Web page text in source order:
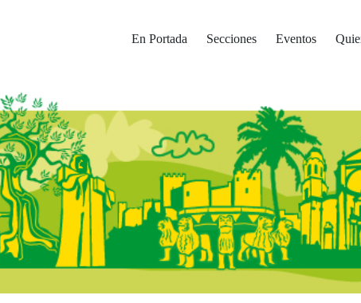
En Portada Secciones Eventos